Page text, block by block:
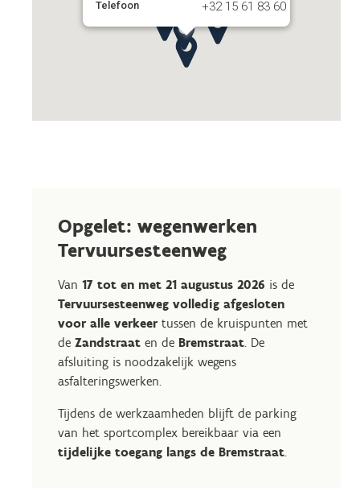
Telefoon +32 15 61 83 60
Opgelet: wegenwerken
Tervuursesteenweg
Van 17 tot en met 21 augustus 2026 is de
Tervuursesteenweg volledig afgesloten
voor alle verkeertussen de kruispunten met
de Zandstraat en de Bremstraat. De
afsluiting is noodzakelijk wegens
asfalteringswerken.
Tijdens de werkzaamheden blijft de parking
van het sportcomplex bereikbaar via een
tijdelijke toegang langs de Bremstraat.